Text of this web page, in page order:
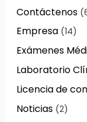
Contáctenos
Empresa(14)
Exámenes
Laboratorio
Licencia de
Noticias(2)